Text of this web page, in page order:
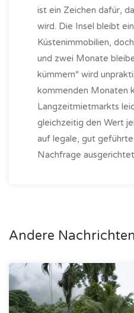
ist ein Zeichen dafür,
wird. Die Insel bleibt
Küstenimmobilien,
und zwei Monate
kümmern“ wird
kommenden Monaten
Langzeitmietmarkts
gleichzeitig den Wert
auf legale, gut
Nachfrage
Andere Nachrichten